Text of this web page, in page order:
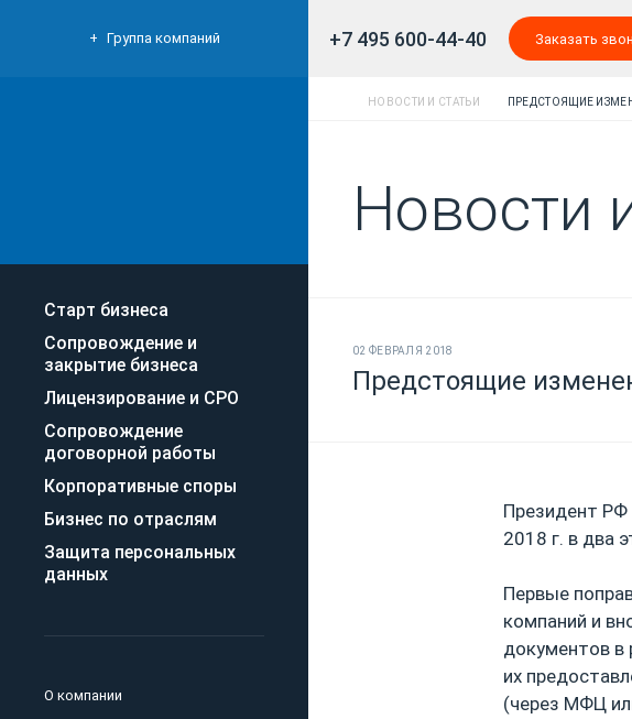
+7 495 600-44-40 Заказать
Группа компаний
Старт бизнеса
Сопровождение и
закрытие бизнеса
Лицензирование и СРО
Сопровождение
договорной работы
Корпоративные споры
Бизнес по отраслям
Защита персональных
данных
О компании
НОВОСТИ И СТАТЬИ ПРЕДСТОЯЩИЕ
Новости
02 ФЕВРАЛЯ 2018
Предстоящие
Президент РФ
2018 г. в два
Первые
компаний и
документов в
их
(через МФЦ